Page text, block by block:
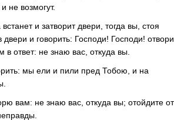
не возмогут.
и затворит двери, тогда вы, стоя
двери и говорить: Господи! Господи! отвори
в ответ: не знаю вас, откуда вы.
мы ели и пили пред Тобою, и на
вам: не знаю вас, откуда вы; отойдите от